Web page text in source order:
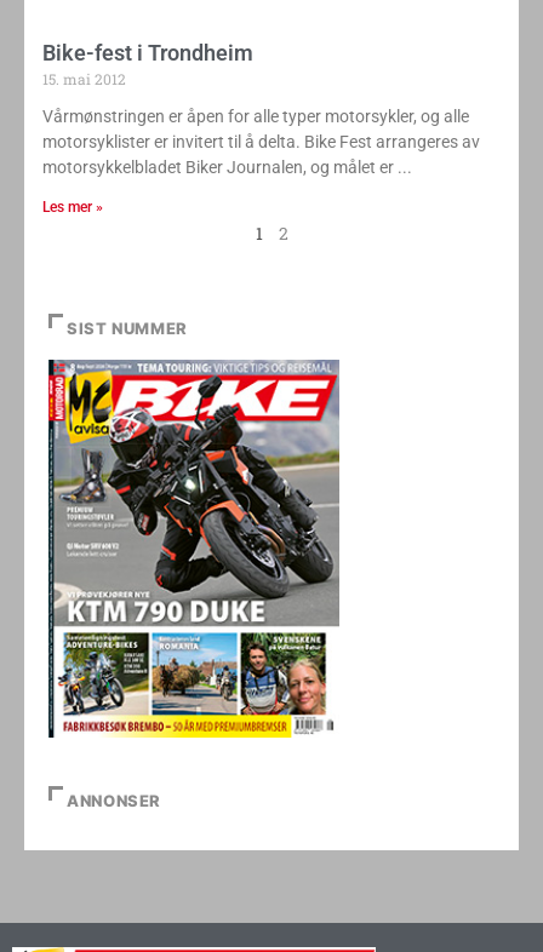
Bike-fest i Trondheim
15. mai 2012
Vårmønstringen er åpen for alle typer motorsykler, og alle
motorsyklister er invitert til å delta. Bike Fest arrangeres av
motorsykkelbladet Biker Journalen, og målet er
Les mer »
1 2
SIST NUMMER
ANNONSER